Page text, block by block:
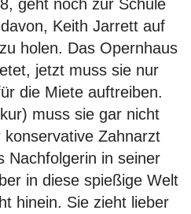
geht noch zur Schule
Keith Jarrett auf
holen. Das Opernhaus
jetzt muss sie nur
die Miete auftreiben.
muss sie gar nicht
Zahnarzt
Nachfolgerin in seiner
in diese spießige Welt
hinein. Sie zieht lieber